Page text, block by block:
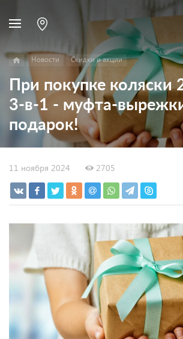
Новости Скидки и акции
При покупке коляски
3-в-1 - муфта-
подарок!
11 ноября 2024 2705